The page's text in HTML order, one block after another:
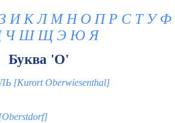
И К Л М Н О П Р С Т У Ф
Ч Ш Щ Э Ю Я
Буква 'О'
[Kurort Oberwiesenthal]